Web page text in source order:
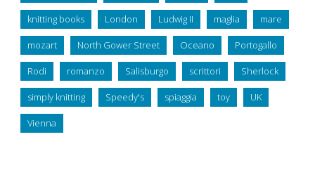
knitting books London Ludwig II maglia mare
mozart North Gower Street Oceano Portogallo
Rodi romanzo Salisburgo scrittori Sherlock
simply knitting Speedy's spiaggia toy UK
Vienna